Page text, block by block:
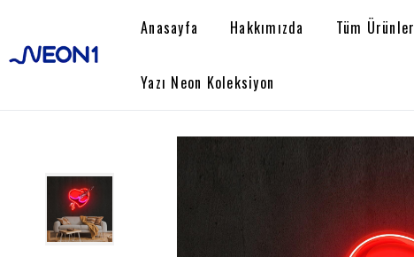
Anasayfa Hakkımızda Tüm Ürünler
Yazı Neon Koleksiyon